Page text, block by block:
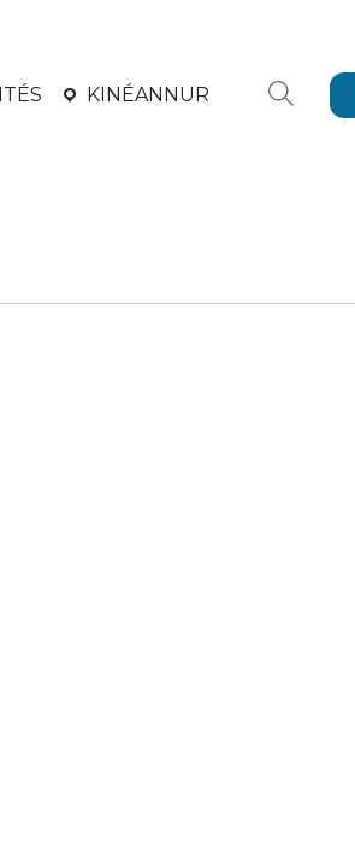
KINÉANNUR